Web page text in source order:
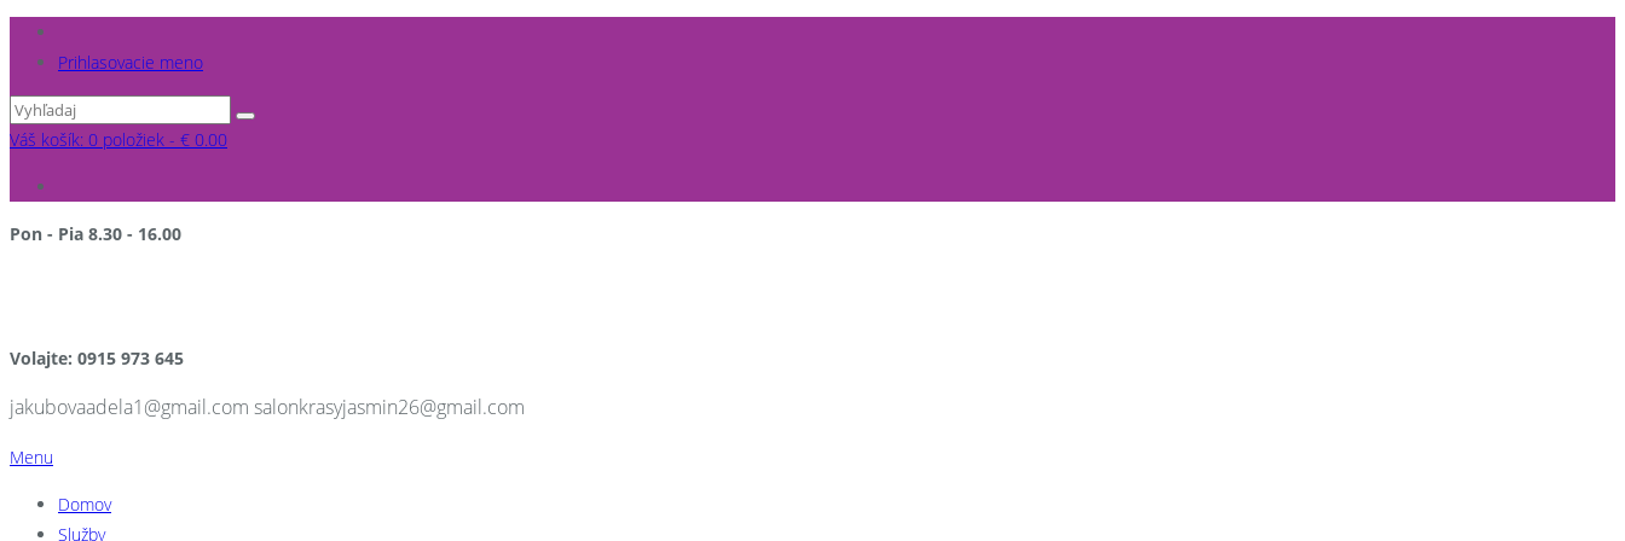
Prihlasovacie meno
Váš košík: 0 položiek - € 0.00
Pon - Pia 8.30 - 16.00
Volajte: 0915 973 645
jakubovaadela1@gmail.com salonkrasyjasmin26@gmail.com
Menu
Domov
Služby